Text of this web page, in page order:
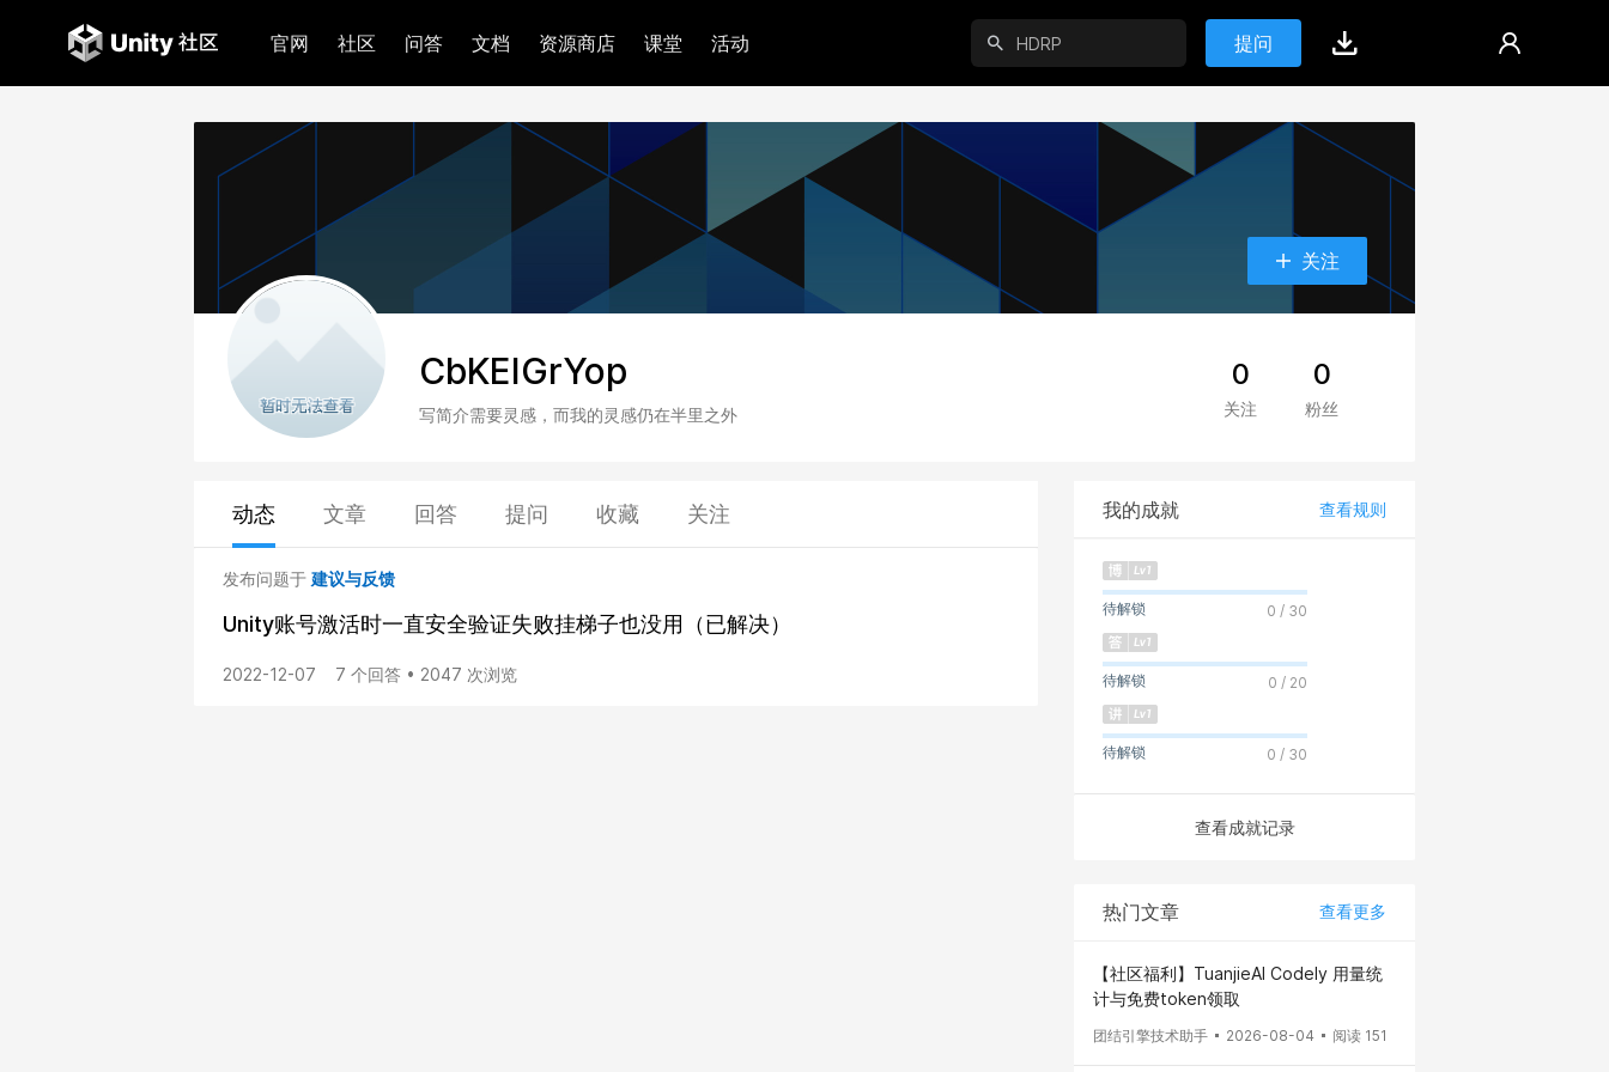
官网 社区 问答 文档 资源商店 课堂 活动 提问
关注
CbKEIGrYop
写简介需要灵感，而我的灵感仍在半里之外
0
关注
0
粉丝
动态 文章 回答 提问 收藏 关注
发布问题于 建议与反馈
Unity账号激活时一直安全验证失败挂梯子也没用（已解决）
2022-12-07 7 个回答 • 2047 次浏览
我的成就 查看规则
待解锁 0 / 30
待解锁 0 / 20
待解锁 0 / 30
查看成就记录
热门文章 查看更多
【社区福利】TuanjieAI Codely 用量统
计与免费token领取
团结引擎技术助手 2026-08-04 阅读 151